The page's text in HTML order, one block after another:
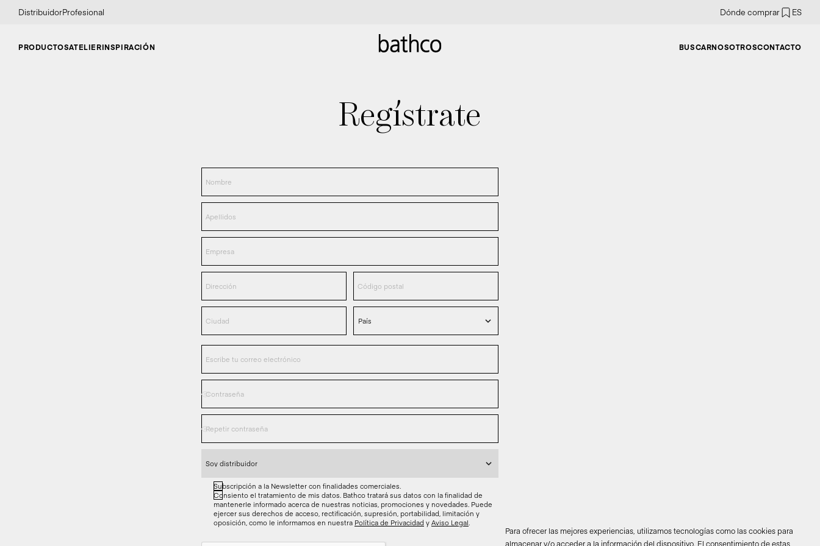
Para ofrecer las mejores experiencias, utilizamos tecnologías como las cookies para
almacenar y/o acceder a la información del dispositivo. El consentimiento de estas
DistribuidorProfesional Dónde comprar ES
PRODUCTOSATELIERINSPIRACIÓN BUSCARNOSOTROSCONTACTO
Regístrate
Subscripción a la Newsletter con finalidades comerciales.
Consiento el tratamiento de mis datos. Bathco tratará sus datos con la finalidad de
mantenerle informado acerca de nuestras noticias, promociones y novedades. Puede
ejercer sus derechos de acceso, rectificación, supresión, portabilidad, limitación y
oposición, como le informamos en nuestra Política de Privacidad y Aviso Legal.